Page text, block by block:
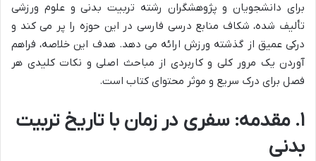
برای دانشجویان و پژوهشگران رشته تربیت بدنی و علوم ورزشی
تألیف شده، شکاف منابع درسی فارسی در این حوزه را پر می کند و
درکی عمیق از گذشته ورزش ارائه می دهد. هدف این خلاصه، فراهم
آوردن یک مرور کلی و کاربردی از مباحث اصلی و نکات کلیدی هر
فصل برای درک سریع و موثر محتوای کتاب است.
۱. مقدمه: سفری در زمان با تاریخ تربیت
بدنی